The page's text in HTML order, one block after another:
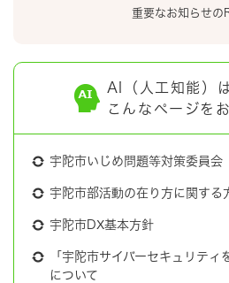
重要なお知らせの
AI（人工知能）
こんなページを
宇陀市いじめ問題等対策委員会
宇陀市部活動の在り方に関する
宇陀市DX基本方針
「宇陀市サイバーセキュリティ
について